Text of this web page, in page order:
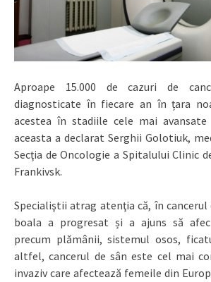
Aproape 15.000 de cazuri de
diagnosticate în fiecare an în țara
acestea în stadiile cele mai
aceasta a declarat Serghii Golotiuk,
Secţia de Oncologie a Spitalului Clinic
Frankivsk.
Specialiştii atrag atenţia că, în
boala a progresat și a ajuns să
precum plămânii, sistemul osos,
altfel, cancerul de sân este cel mai
invaziv care afectea­ză femeile din